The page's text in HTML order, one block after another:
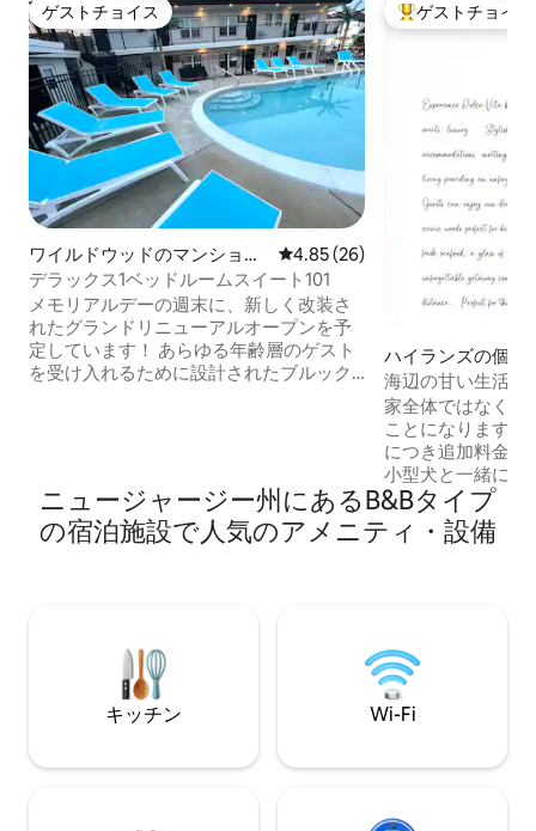
ゲストチョイス
ゲストチョイス
ワイルドウッドのマンショ
ン・アパート
レビュー26件、5つ星中4.85つ
4.85 (26)
デラックス1ベッドルームスイート101
メモリアルデーの週末に、新しく改装さ
れたグランドリニューアルオープンを予
定しています！ あらゆる年齢層のゲスト
を受け入れるために設計されたブルック
にあるのんびりした隠れ家へと完全に生
まれ変わったことを、一番乗りで体験し
ましょう。 内装と外装の両方を完全に改
みください。 レンダリングには、2022年
のメモリアルデーの週末にデビューする
予定の洗練された新しい外観が含まれて
犠牲にすることなくスペースを最大限に
大好評のゲスト
ゲストチョイス
ハイランズの個室
海辺の甘い生活 -
よう。
家全体ではなく、
ことになります。
につき追加料金
小型犬と一緒に家
独立した玄関はあ
キッチンスペー
いの魅力とラグ
い、800エーカー
近くのレストラン
い、夕焼けを眺め
う。忘れられない
す。乳幼児・子ど
ニュージャージー州にあるB&Bタイプ
の宿泊施設で人気のアメニティ・設備
キッチン Wi-Fi